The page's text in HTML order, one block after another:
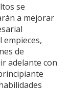
se
a mejorar
de
adelante con